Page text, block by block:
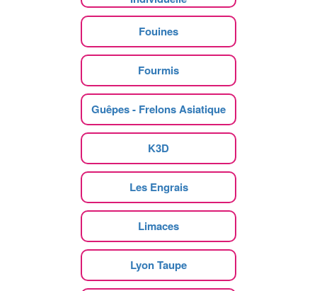
Fouines
Fourmis
Guêpes - Frelons Asiatique
K3D
Les Engrais
Limaces
Lyon Taupe